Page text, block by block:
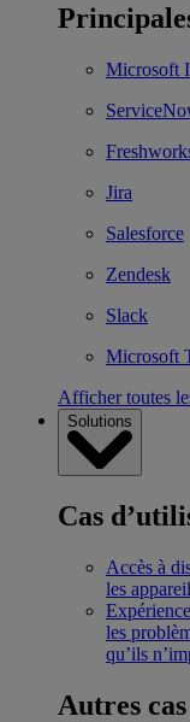
Microsoft
Jira
Salesforce
Zendesk
Slack
Microsoft
Afficher toutes
Solutions
Cas
Accès à
les
les
qu’ils
Autres